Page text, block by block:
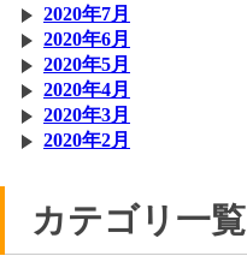
2020年7月
2020年6月
2020年5月
2020年4月
2020年3月
2020年2月
カテゴリ一覧